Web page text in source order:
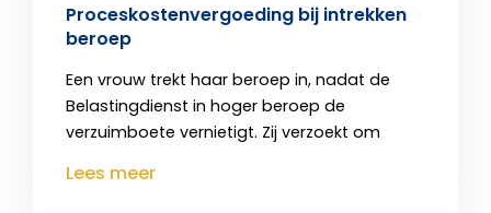
Proceskostenvergoeding bij intrekken
beroep
Een vrouw trekt haar beroep in, nadat de
Belastingdienst in hoger beroep de
verzuimboete vernietigt. Zij verzoekt om
Lees meer